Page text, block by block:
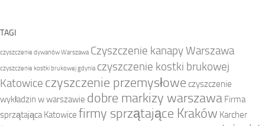
TAGI
czyszczenie dywanów Warszawa Czyszczenie kanapy Warszawa
czyszczenie kostki brukowej gdynia czyszczenie kostki brukowej
Katowice czyszczenie przemysłowe czyszczenie
wykładzin w warszawie dobre markizy warszawa Firma
sprzątająca Katowice firmy sprzątające Kraków Karcher